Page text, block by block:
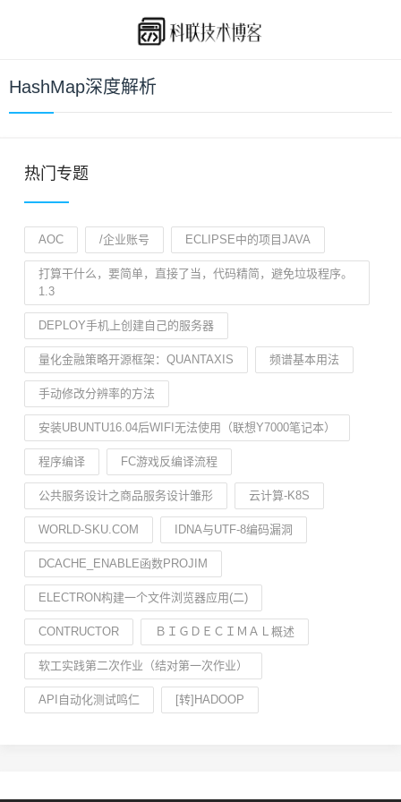
HashMap深度解析
热门专题
AOC /企业账号 ECLIPSE中的项目JAVA
打算干什么，要简单，直接了当，代码精简，避免垃圾程序。
1.3
DEPLOY手机上创建自己的服务器
量化金融策略开源框架：QUANTAXIS 频谱基本用法
手动修改分辨率的方法
安装UBUNTU16.04后WIFI无法使用（联想Y7000笔记本）
程序编译 FC游戏反编译流程
公共服务设计之商品服务设计雏形 云计算-K8S
WORLD-SKU.COM IDNA与UTF-8编码漏洞
DCACHE_ENABLE函数PROJIM
ELECTRON构建一个文件浏览器应用(二)
CONTRUCTOR ＢＩＧＤＥＣＩＭＡＬ概述
软工实践第二次作业（结对第一次作业）
API自动化测试鸣仁 [转]HADOOP